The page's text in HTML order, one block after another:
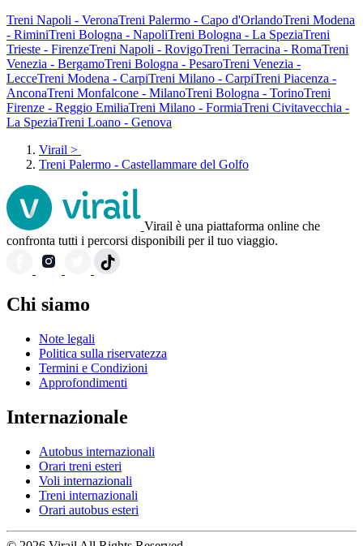
Treni Napoli - VeronaTreni Palermo - Capo d'OrlandoTreni Modena
- RiminiTreni Bologna - NapoliTreni Bologna - La SpeziaTreni
Trieste - FirenzeTreni Napoli - RovigoTreni Terracina - RomaTreni
Venezia - BergamoTreni Bologna - PesaroTreni Venezia -
LecceTreni Modena - CarpiTreni Milano - CarpiTreni Piacenza -
AnconaTreni Monfalcone - MilanoTreni Bologna - TorinoTreni
Firenze - Reggio EmiliaTreni Milano - FormiaTreni Civitavecchia -
La SpeziaTreni Loano - Genova
Virail >
Treni Palermo - Castellammare del Golfo
Virail è una piattaforma online che
confronta tutti i percorsi disponibili per il tuo viaggio.
Chi siamo
Note legali
Politica sulla riservatezza
Termini e Condizioni
Approfondimenti
Internazionale
Autobus internazionali
Orari treni esteri
Voli internazionali
Treni internazionali
Orari autobus esteri